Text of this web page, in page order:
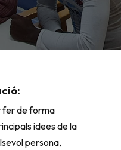
fer de forma
idees de la
persona,